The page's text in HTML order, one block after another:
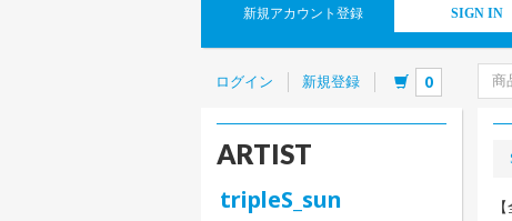
新規アカウント登録 SIGN IN
ログイン 新規登録 0
ARTIST
tripleS_sun